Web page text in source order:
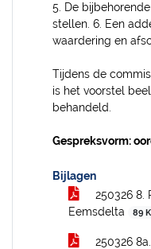
5. De
stellen. 6. Een
waardering en
Tijdens de
is het voorstel
behandeld.
Gespreksvorm:
Bijlagen
250326 8.
Eemsdelta
89
250326